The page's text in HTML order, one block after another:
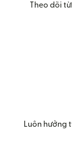
Theo dõi
Luôn hưởng